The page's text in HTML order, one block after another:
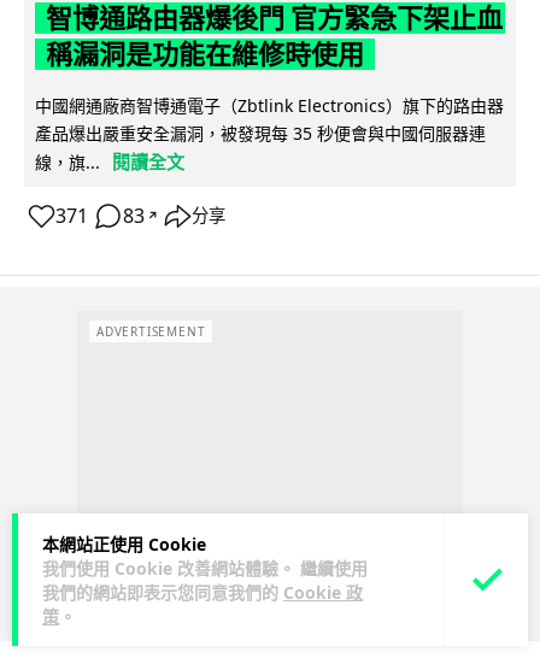
本網站正使用 Cookie
我們使用 Cookie 改善網站體驗。 繼續使用
我們的網站即表示您同意我們的 Cookie 政
策 。
智博通路由器爆後門 官方緊急下架止血
稱漏洞是功能在維修時使用
中國網通廠商智博通電子（Zbtlink Electronics）旗下的路由器
產品爆出嚴重安全漏洞，被發現每 35 秒便會與中國伺服器連
線，旗...
閱讀全文
371 83 ↗ 分享
ADVERTISEMENT